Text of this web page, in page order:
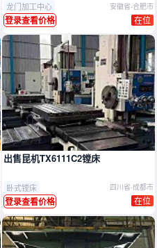
龙门加工中心 安徽省-合肥市
登录查看价格 在位
出售昆机TX6111C2镗床
卧式镗床 四川省-成都市
登录查看价格 在位